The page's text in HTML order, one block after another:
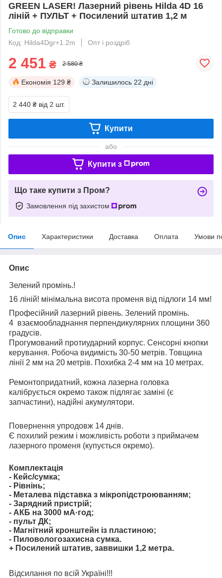
GREEN LASER! Лазерний рівень Hilda 4D 16
ліній + ПУЛЬТ + Посилений штатив 1,2 м
Готово до відправки
Код: Hilda4Dgr+1.2m
Опт і роздріб
2 451 ₴ 2 580 ₴
Економія 129 ₴ Залишилось 22 дні
2 440 ₴ від 2 шт.
Купити
або
Купити з
Що таке купити з Пром?
Замовлення під захистом
Опис Характеристики Доставка Оплата Умови
Опис
Зелений промінь.!
16 ліній! мінімальна висота променя від підлоги 14 мм!
Професійний лазерний рівень. Зелений промінь.
4 взаємообладнання перпендикулярних площини 360
градусів.
Прогумований протиударний корпус. Сенсорні кнопки
керування. Робоча видимість 30-50 метрів. Товщина
лінії 2 мм на 20 метрів. Похибка 2-4 мм на 10 метрах.
Ремонтопридатний, кожна лазерна головка
калібрується окремо також підлягає заміні (є
запчастини), надійні акумулятори.
Повернення упродовж 14 днів.
Є похилий режим і можливість роботи з приймачем
лазерного променя (купується окремо).
Комплектація
- Кейс/сумка;
- Рівнінь;
- Металева підставка з мікропідстроюванням;
- Зарядний пристрій;
- АКБ на 3000 мА·год;
- пульт ДК;
- Магнітний кронштейн із пластиною;
- Пиловологозахисна сумка.
+ Посилений штатив, заввишки 1,2 метра.
Відсилання по всій Україні!!!